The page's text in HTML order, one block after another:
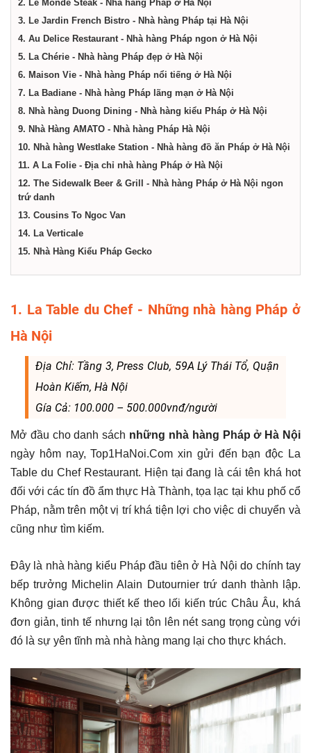
dịch
vụ
tại
Hà
Nội
2. Le Monde Steak - Nhà hàng Pháp ở Hà Nội
3. Le Jardin French Bistro - Nhà hàng Pháp tại Hà Nội
4. Au Delice Restaurant - Nhà hàng Pháp ngon ở Hà Nội
5. La Chérie - Nhà hàng Pháp đẹp ở Hà Nội
6. Maison Vie - Nhà hàng Pháp nổi tiếng ở Hà Nội
7. La Badiane - Nhà hàng Pháp lãng mạn ở Hà Nội
8. Nhà hàng Duong Dining - Nhà hàng kiểu Pháp ở Hà Nội
9. Nhà Hàng AMATO - Nhà hàng Pháp Hà Nội
10. Nhà hàng Westlake Station - Nhà hàng đồ ăn Pháp ở Hà Nội
11. A La Folie - Địa chỉ nhà hàng Pháp ở Hà Nội
12. The Sidewalk Beer & Grill - Nhà hàng Pháp ở Hà Nội ngon
trứ danh
13. Cousins To Ngoc Van
14. La Verticale
15. Nhà Hàng Kiểu Pháp Gecko
1. La Table du Chef - Những nhà hàng Pháp ở
Hà Nội
Địa Chỉ: Tầng 3, Press Club, 59A Lý Thái Tổ, Quận
Hoàn Kiếm, Hà Nội
Gía Cả: 100.000 – 500.000vnđ/người
Mở đầu cho danh sách những nhà hàng Pháp ở Hà Nội
ngày hôm nay, Top1HaNoi.Com xin gửi đến bạn độc La
Table du Chef Restaurant. Hiện tại đang là cái tên khá hot
đối với các tín đồ ẩm thực Hà Thành, tọa lạc tại khu phố cổ
Pháp, nằm trên một vị trí khá tiện lợi cho việc di chuyển và
cũng như tìm kiếm.
Đây là nhà hàng kiểu Pháp đầu tiên ở Hà Nội do chính tay
bếp trưởng Michelin Alain Dutournier trứ danh thành lập.
Không gian được thiết kế theo lối kiến trúc Châu Âu, khá
đơn giản, tinh tế nhưng lại tôn lên nét sang trọng cùng với
đó là sự yên tĩnh mà nhà hàng mang lại cho thực khách.